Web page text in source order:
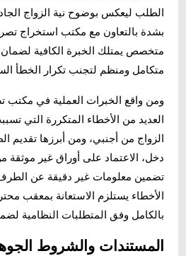
الطلب ليعكس بوضوح نية الزواج
بشدة بالتعاون مع مكتب استخراج
متخصص يمتلك الخبرة الكافية
متكامل ومنظم لتجنب تكرار الخطأ
ومن واقع الخبرات العملية في مكتب
العديد من الأخطاء المتكررة التي
الزواج من أجنبي، ومن أبرزها
دخل، الاعتماد على أوراق غير موثقة
تضمين معلومات غير دقيقة عن
الأخطاء يستلزم الاستعانة بمعقب
بالكامل وفق المتطلبات النظامية
المستندات والشروط